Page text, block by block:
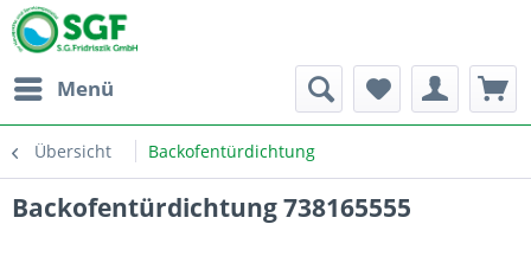
Menü
Übersicht Backofentürdichtung
Backofentürdichtung 738165555